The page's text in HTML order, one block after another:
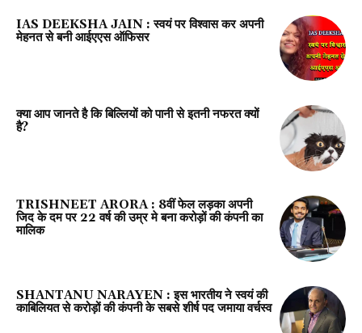
IAS DEEKSHA JAIN : स्वयं पर विश्वास कर अपनी
मेहनत से बनी आईएएस ऑफिसर
क्या आप जानते है कि बिल्लियों को पानी से इतनी नफरत क्यों
है?
TRISHNEET ARORA : 8वीं फेल लड़का अपनी
जिद के दम पर 22 वर्ष की उम्र मे बना करोड़ों की कंपनी का
मालिक
SHANTANU NARAYEN : इस भारतीय ने स्वयं की
काबिलियत से करोड़ों की कंपनी के सबसे शीर्ष पद जमाया वर्चस्व